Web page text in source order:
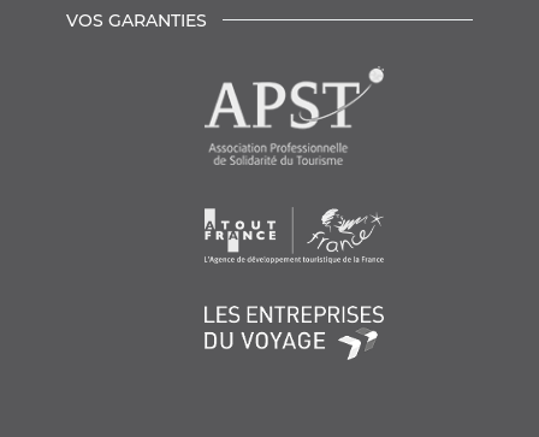
VOS GARANTIES